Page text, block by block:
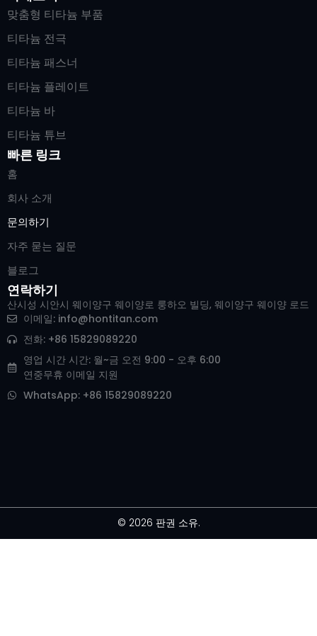
맞춤형 티타늄 부품
티타늄 전극
티타늄 패스너
티타늄 플레이트
티타늄 바
티타늄 튜브
빠른 링크
홈
회사 소개
문의하기
자주 묻는 질문
블로그
연락하기
산시성 시안시 웨이양구 웨이양로 룽하오 빌딩, 웨이양구 웨이양 로드
이메일: info@hontitan.com
전화: +86 15829089220
영업 시간 시간: 월~금 오전 9:00 - 오후 6:00
연중무휴 이메일 지원
WhatsApp: +86 15829089220
© 2026 판권 소유.